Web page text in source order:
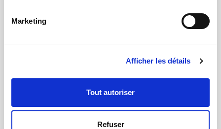
Marketing
Afficher les détails
Tout autoriser
Refuser
des environnements industriels exigeants